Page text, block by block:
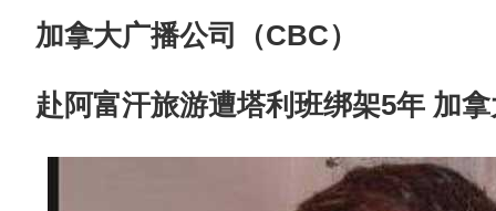
加拿大广播公司（CBC）
赴阿富汗旅游遭塔利班绑架5年 加